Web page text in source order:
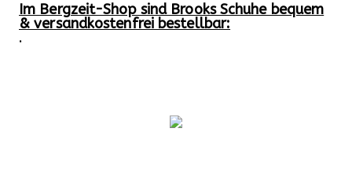
Im Bergzeit-Shop sind Brooks Schuhe bequem
& versandkostenfrei bestellbar:
.